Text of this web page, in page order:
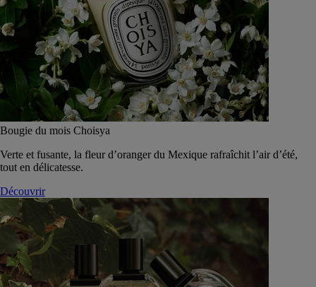
Bougie du mois Choisya
Verte et fusante, la fleur d’oranger du Mexique rafraîchit l’air d’été,
tout en délicatesse.
Découvrir